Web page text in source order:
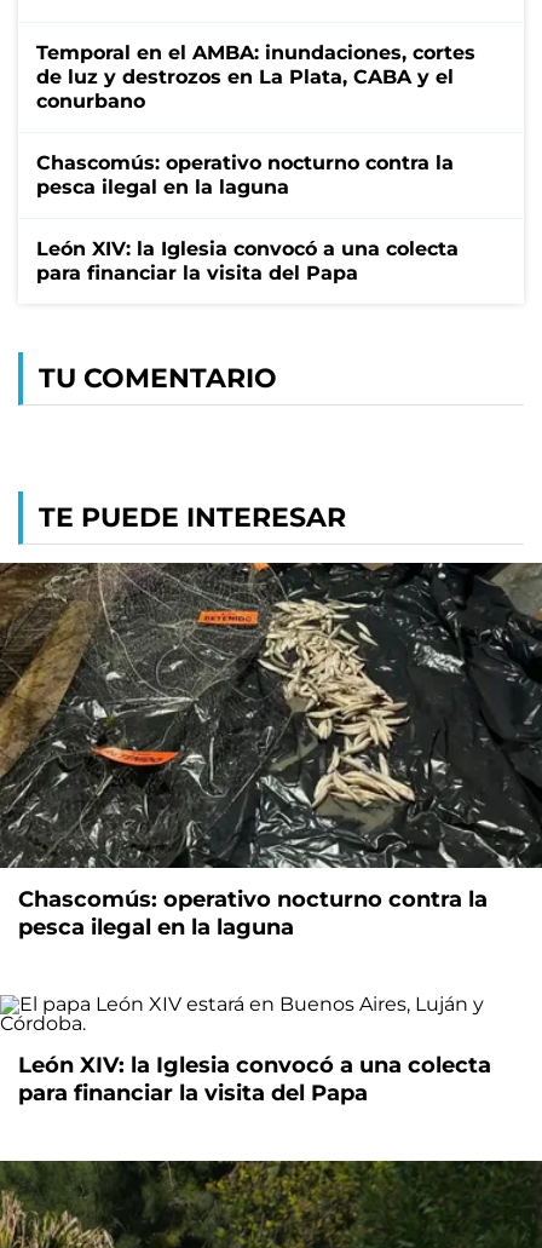
Temporal en el AMBA: inundaciones, cortes
de luz y destrozos en La Plata, CABA y el
conurbano
Chascomús: operativo nocturno contra la
pesca ilegal en la laguna
León XIV: la Iglesia convocó a una colecta
para financiar la visita del Papa
TU COMENTARIO
TE PUEDE INTERESAR
Chascomús: operativo nocturno contra la
pesca ilegal en la laguna
León XIV: la Iglesia convocó a una colecta
para financiar la visita del Papa